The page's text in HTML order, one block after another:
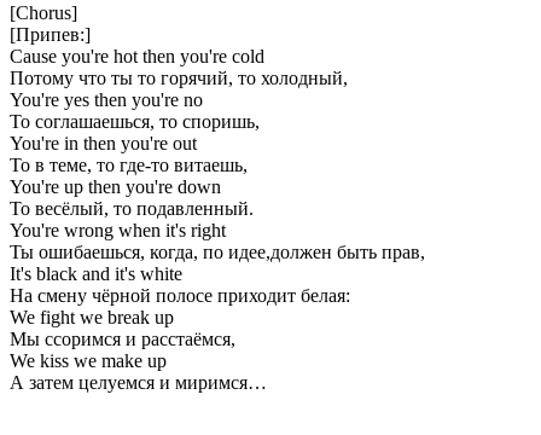
[Chorus]
[Припев:]
Cause you're hot then you're cold
Потому что ты то горячий, то холодный,
You're yes then you're no
То соглашаешься, то споришь,
You're in then you're out
То в теме, то где-то витаешь,
You're up then you're down
То весёлый, то подавленный.
You're wrong when it's right
Ты ошибаешься, когда, по идее,должен быть прав,
It's black and it's white
На смену чёрной полосе приходит белая:
We fight we break up
Мы ссоримся и расстаёмся,
We kiss we make up
А затем целуемся и миримся…